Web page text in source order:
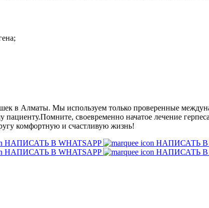
в Алматы. Мы используем только проверенные
своевременно начатое лечение
комфортную и счастливую жизнь!
НАПИСАТЬ В WHATSAPP
НАПИСАТЬ В
НАПИСАТЬ В WHATSAPP НАПИСАТЬ В